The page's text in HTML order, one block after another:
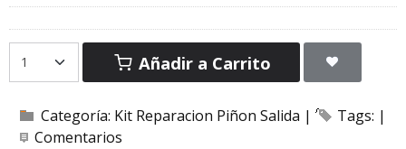
Añadir a Carrito
Categoría: Kit Reparacion Piñon Salida | Tags: |
Comentarios